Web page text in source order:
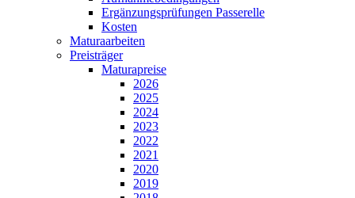
Ergänzungsprüfungen Passerelle
Kosten
Maturaarbeiten
Preisträger
Maturapreise
2026
2025
2024
2023
2022
2021
2020
2019